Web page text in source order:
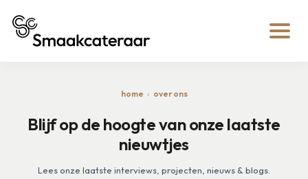
home over ons
Blijf op de hoogte van onze laatste
nieuwtjes
Lees onze laatste interviews, projecten, nieuws & blogs.